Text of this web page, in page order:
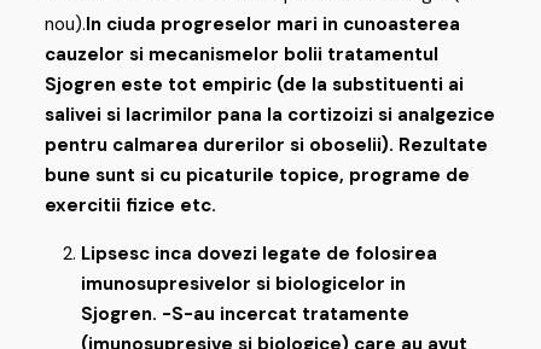
nou).In ciuda progreselor mari in cunoasterea
cauzelor si mecanismelor bolii tratamentul
Sjogren este tot empiric (de la substituenti ai
salivei si lacrimilor pana la cortizoizi si analgezice
pentru calmarea durerilor si oboselii). Rezultate
bune sunt si cu picaturile topice, programe de
exercitii fizice etc.
Lipsesc inca dovezi legate de folosirea
imunosupresivelor si biologicelor in
Sjogren. -S-au incercat tratamente